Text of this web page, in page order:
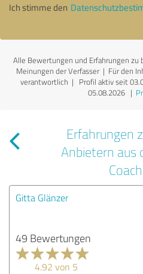
Ich stimme den
Alle Bewertungen und Erfahrungen
Meinungen der Verfasser | Für den
verantwortlich | Profil aktiv seit
05.08.2026 |
Erfahrungen
Anbietern aus
Gitta Glänzer
49 Bewertungen
4.92 von 5